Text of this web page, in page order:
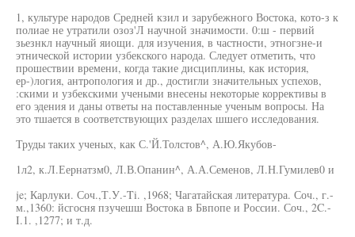
1, культуре народов Средней кзил и зарубежного Востока, кото-з к
полиае не утратили озоз'Л научной значимости. 0:ш - первий
зьезнкл научный яиощи. для изучения, в частности, этногзне-и
этнической истории узбекского народа. Следует отметить, что
прошествии времени, когда такие дисциплины, как история,
ер-)логия, антропология и др., достигли значительных успехов,
:скими и узбекскими учеными внесены некоторые коррективы в
его эдения и даны ответы на поставленные ученым вопросы. На
это тшается в соответствующих разделах шшего исследования.
Труды таких ученых, как С.'Й.Толстов^, А.Ю.Якубов-
1л2, к.Л.Еернатзм0, Л.В.Опанин^, А.А.Семенов, Л.Н.Гумилев0 и
je; Карлуки. Соч.,Т.У.-Ti. ,1968; Чагатайская литература. Соч., г.-
м.,1360: йсгосня пзучешш Востока в Бвпопе и России. Соч., 2C.-
I.1. ,1277; и т.д.